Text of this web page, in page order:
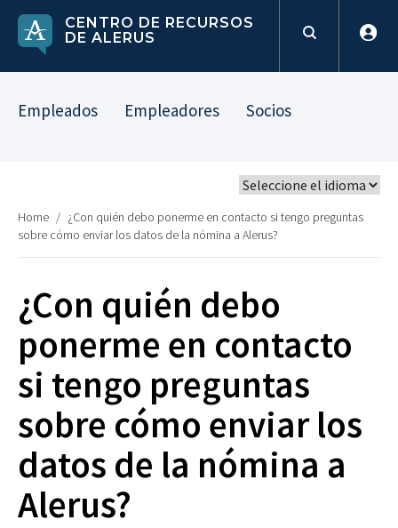
CENTRO DE RECURSOS
DE ALERUS
Empleados Empleadores Socios
Home / ¿Con quién debo ponerme en contacto si tengo preguntas
sobre cómo enviar los datos de la nómina a Alerus?
¿Con quién debo
ponerme en contacto
si tengo preguntas
sobre cómo enviar los
datos de la nómina a
Alerus?